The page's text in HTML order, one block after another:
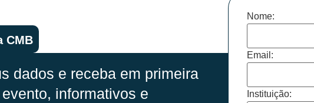
CMB
dados e receba em primeira
informativos e
Nome:
Email:
Instituição: